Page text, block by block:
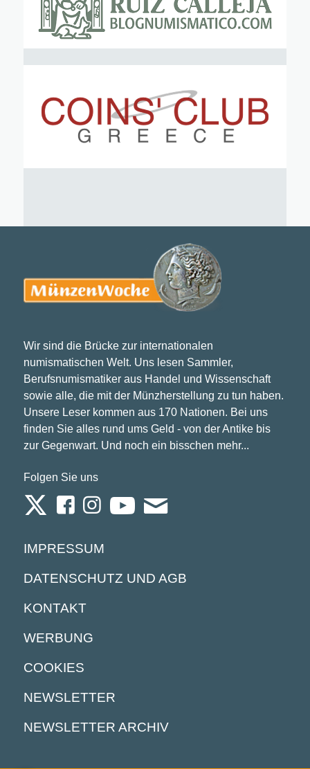
Wir sind die Brücke zur internationalen
numismatischen Welt. Uns lesen Sammler,
Berufsnumismatiker aus Handel und Wissenschaft
sowie alle, die mit der Münzherstellung zu tun haben.
Unsere Leser kommen aus 170 Nationen. Bei uns
finden Sie alles rund ums Geld - von der Antike bis
zur Gegenwart. Und noch ein bisschen mehr...
Folgen Sie uns
IMPRESSUM
DATENSCHUTZ UND AGB
KONTAKT
WERBUNG
COOKIES
NEWSLETTER
NEWSLETTER ARCHIV